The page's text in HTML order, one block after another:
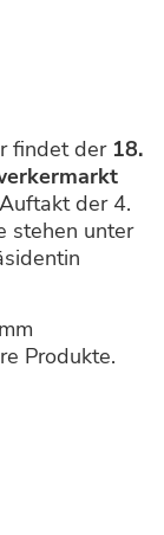
findet der 18.
der 4.
stehen unter
Produkte.